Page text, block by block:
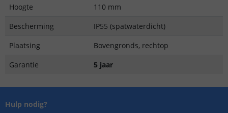
Hoogte
110 mm
Bescherming
IP55 (spatwaterdicht)
Plaatsing
Bovengronds, rechtop
Garantie
5 jaar
Hulp nodig?